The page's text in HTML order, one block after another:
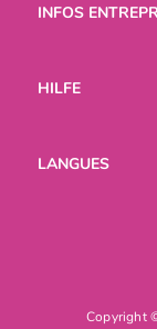
INFOS
HILFE
LANGUES
Copyright